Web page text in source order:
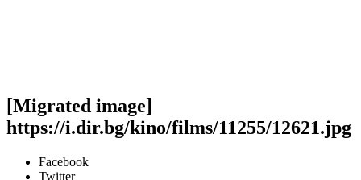
[Migrated image]
https://i.dir.bg/kino/films/11255/12621.jpg
Facebook
Twitter